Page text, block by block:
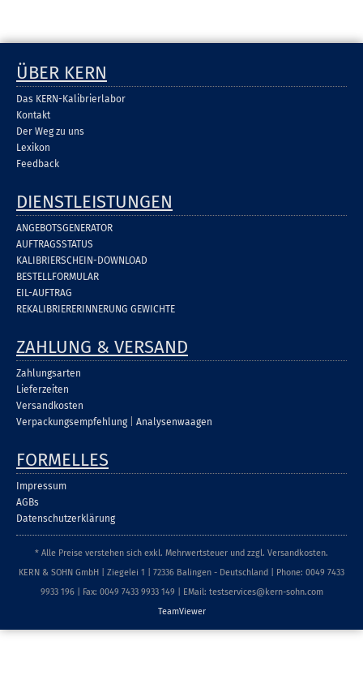
ÜBER KERN
Das KERN-Kalibrierlabor
Kontakt
Der Weg zu uns
Lexikon
Feedback
DIENSTLEISTUNGEN
ANGEBOTSGENERATOR
AUFTRAGSSTATUS
KALIBRIERSCHEIN-DOWNLOAD
BESTELLFORMULAR
EIL-AUFTRAG
REKALIBRIERERINNERUNG GEWICHTE
ZAHLUNG & VERSAND
Zahlungsarten
Lieferzeiten
Versandkosten
Verpackungsempfehlung
Analysenwaagen
FORMELLES
Impressum
AGBs
Datenschutzerklärung
* Alle Preise verstehen sich exkl. Mehrwertsteuer und zzgl. Versandkosten.
KERN & SOHN GmbH | Ziegelei 1 | 72336 Balingen - Deutschland | Phone: 0049 7433
9933 196 | Fax: 0049 7433 9933 149 | EMail: testservices@kern-sohn.com
TeamViewer